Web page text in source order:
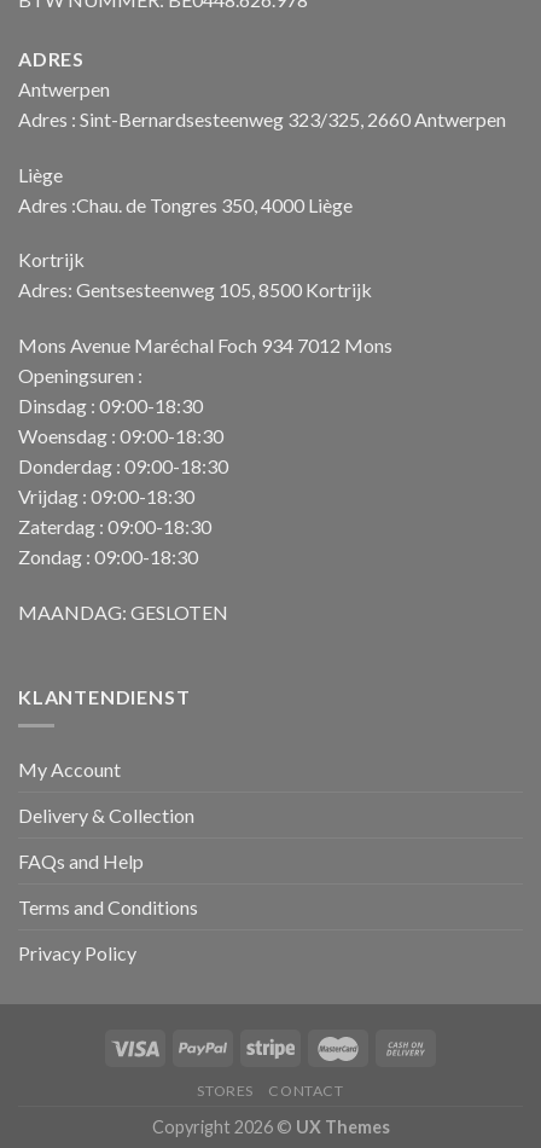
ADRES
Antwerpen
Adres : Sint-Bernardsesteenweg 323/325, 2660 Antwerpen
Liège
Adres :Chau. de Tongres 350, 4000 Liège
Kortrijk
Adres: Gentsesteenweg 105, 8500 Kortrijk
Mons Avenue Maréchal Foch 934 7012 Mons
Openingsuren :
Dinsdag : 09:00-18:30
Woensdag : 09:00-18:30
Donderdag : 09:00-18:30
Vrijdag : 09:00-18:30
Zaterdag : 09:00-18:30
Zondag : 09:00-18:30
MAANDAG: GESLOTEN
KLANTENDIENST
My Account
Delivery & Collection
FAQs and Help
Terms and Conditions
Privacy Policy
STORES CONTACT
Copyright 2026 © UX Themes